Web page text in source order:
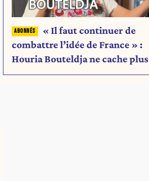
« Il faut continuer de
combattre l’idée de France » :
Houria Bouteldja ne cache plus
rien de son projet